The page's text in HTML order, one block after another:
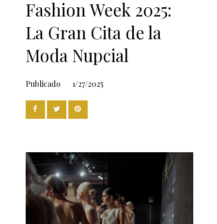
Fashion Week 2025:
La Gran Cita de la
Moda Nupcial
Publicado 1/27/2025